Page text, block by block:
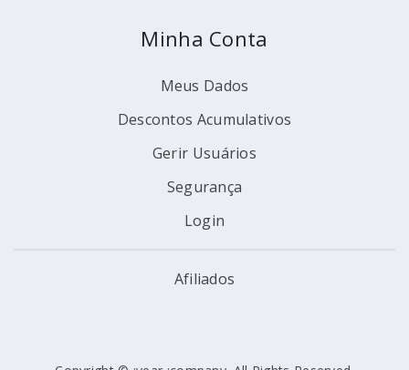
Minha Conta
Meus Dados
Descontos Acumulativos
Gerir Usuários
Segurança
Login
Afiliados